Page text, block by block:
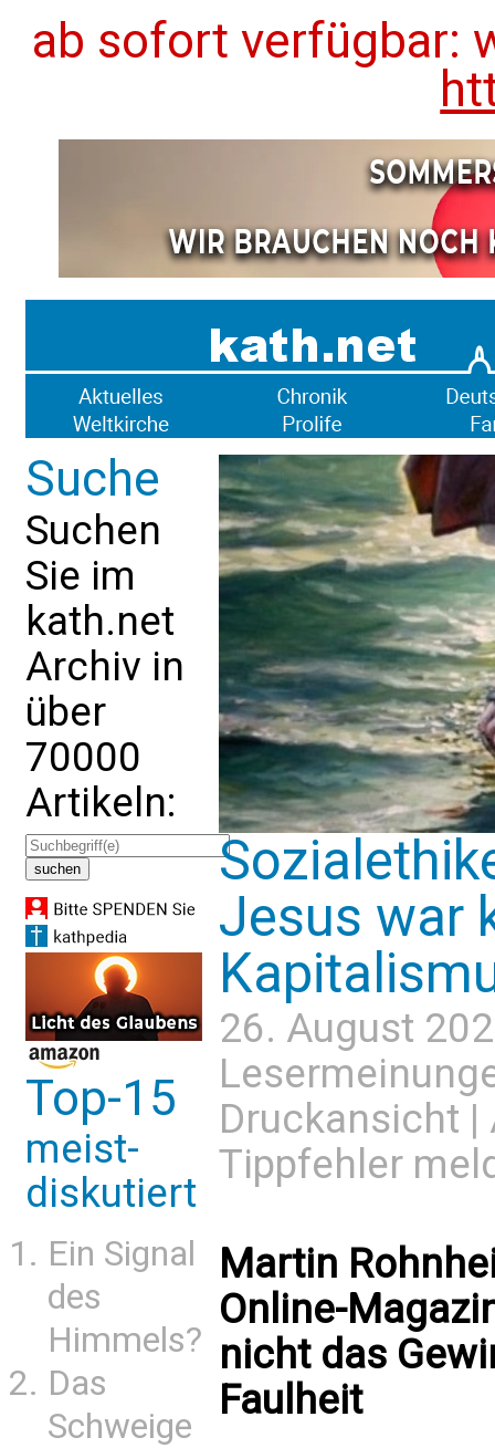
ab sofort verfügbar:
Suche
Suchen
Sie im
kath.net
Archiv in
über
70000
Artikeln:
Top-15
meist-
diskutiert
Ein Signal
des
Himmels?
Das
Schweige
Jesus war
26. August
Druckansicht |
Tippfehler
Martin
Online-
nicht das
Faulheit